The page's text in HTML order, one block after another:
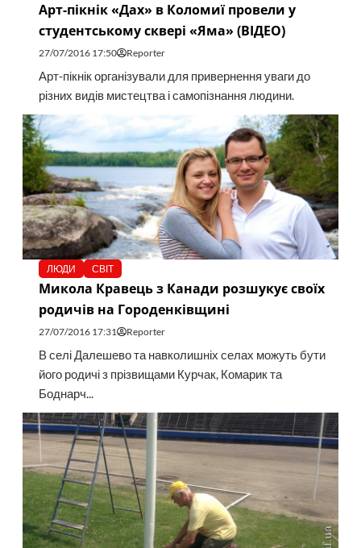
Арт-пікнік «Дах» в Коломиї провели у
студентському сквері «Яма» (ВІДЕО)
27/07/2016 17:50 Reporter
Арт-пікнік організували для привернення уваги до
різних видів мистецтва і самопізнання людини.
ЛЮДИ СВІТ
Микола Кравець з Канади розшукує своїх
родичів на Городенківщині
27/07/2016 17:31 Reporter
В селі Далешево та навколишніх селах можуть бути
його родичі з прізвищами Курчак, Комарик та
Боднарч...